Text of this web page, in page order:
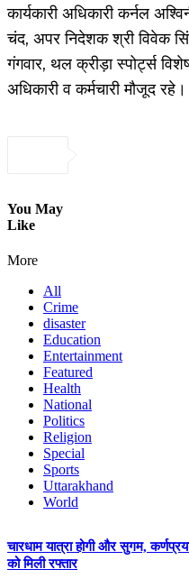
कार्यकारी अधिकारी कर्नल
चंद, अपर निदेशक श्री विवेक
गंगवार, थल क्रीड़ा स्पोर्ट्स
अधिकारी व कर्मचारी मौजूद रहे।
You May
Like
More
All
Crime
disaster
Education
Entertainment
Featured
Health
National
Politics
Religion
Special
Sports
Uttarakhand
World
चारधाम यात्रा होगी और सुगम,
को मिली रफ्तार